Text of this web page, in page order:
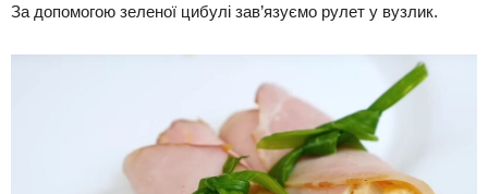
За допомогою зеленої цибулі зав’язуємо рулет у вузлик.